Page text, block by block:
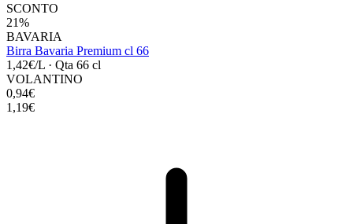
SCONTO
21%
BAVARIA
Birra Bavaria Premium cl 66
1,42€/L · Qta 66 cl
VOLANTINO
0,94€
1,19€